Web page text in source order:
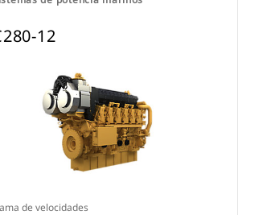
12
de velocidades